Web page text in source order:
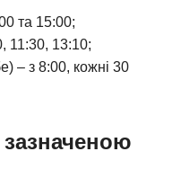
та 15:00;
11:30, 13:10;
– з 8:00, кожні 30
зазначеною